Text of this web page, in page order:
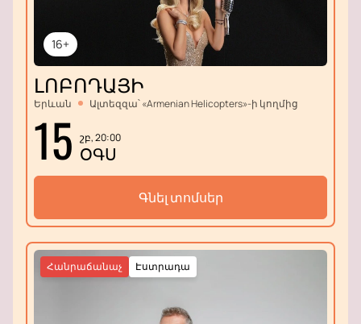
16+
ԼՈԲՈԴԱՅԻ
Երևան Ալտեզզա՝ «Armenian Helicopters»-ի կողմից
15 շբ, 20:00
ՕԳՍ
Գնել տոմսեր
Էստրադա
Հանրաճանաչ